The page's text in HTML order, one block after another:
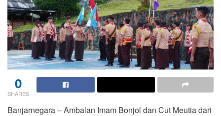
0
SHARES
Banjarnegara – Ambalan Imam Bonjol dan Cut Meutia dari